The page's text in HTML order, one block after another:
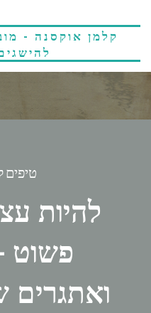
קלמן אוקסנה -
טיפים
להיות
פשוט